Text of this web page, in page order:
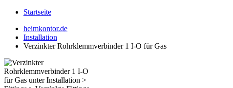
Startseite
heimkontor.de
Installation
Verzinkter Rohrklemmverbinder 1 I-O für Gas